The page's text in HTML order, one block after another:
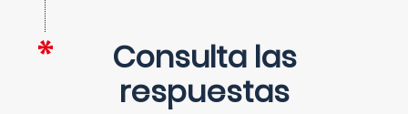
Consulta las
respuestas